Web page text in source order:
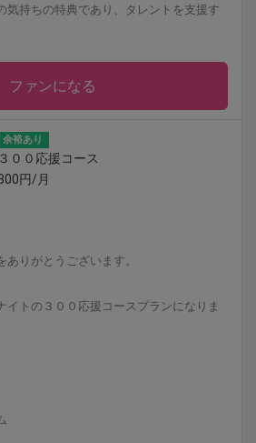
気持ちの特典であり、タレントを支援す
ファンになる
余裕あり
３００応援コース
円/月
りがとうございます。
イトの３００応援コースプランになりま